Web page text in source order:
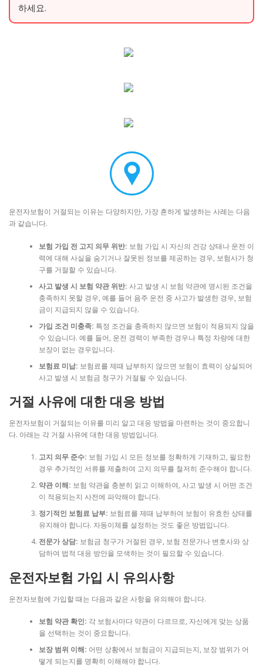
하세요.
운전자보험이 거절되는 이유는 다양하지만, 가장 흔하게 발생하는 사례는 다음
과 같습니다.
보험 가입 전 고지 의무 위반: 보험 가입 시 자신의 건강 상태나 운전 이
력에 대해 사실을 숨기거나 잘못된 정보를 제공하는 경우, 보험사가 청
구를 거절할 수 있습니다.
사고 발생 시 보험 약관 위반: 사고 발생 시 보험 약관에 명시된 조건을
충족하지 못할 경우, 예를 들어 음주 운전 중 사고가 발생한 경우, 보험
금이 지급되지 않을 수 있습니다.
가입 조건 미충족: 특정 조건을 충족하지 않으면 보험이 적용되지 않을
수 있습니다. 예를 들어, 운전 경력이 부족한 경우나 특정 차량에 대한
보장이 없는 경우입니다.
보험료 미납: 보험료를 제때 납부하지 않으면 보험이 효력이 상실되어
사고 발생 시 보험금 청구가 거절될 수 있습니다.
거절 사유에 대한 대응 방법
운전자보험이 거절되는 이유를 미리 알고 대응 방법을 마련하는 것이 중요합니
다. 아래는 각 거절 사유에 대한 대응 방법입니다.
고지 의무 준수: 보험 가입 시 모든 정보를 정확하게 기재하고, 필요한
경우 추가적인 서류를 제출하여 고지 의무를 철저히 준수해야 합니다.
약관 이해: 보험 약관을 충분히 읽고 이해하여, 사고 발생 시 어떤 조건
이 적용되는지 사전에 파악해야 합니다.
정기적인 보험료 납부: 보험료를 제때 납부하여 보험이 유효한 상태를
유지해야 합니다. 자동이체를 설정하는 것도 좋은 방법입니다.
전문가 상담: 보험금 청구가 거절된 경우, 보험 전문가나 변호사와 상
담하여 법적 대응 방안을 모색하는 것이 필요할 수 있습니다.
운전자보험 가입 시 유의사항
운전자보험에 가입할 때는 다음과 같은 사항을 유의해야 합니다.
보험 약관 확인: 각 보험사마다 약관이 다르므로, 자신에게 맞는 상품
을 선택하는 것이 중요합니다.
보장 범위 이해: 어떤 상황에서 보험금이 지급되는지, 보장 범위가 어
떻게 되는지를 명확히 이해해야 합니다.